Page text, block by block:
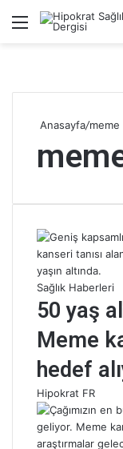
Menü
Anasayfa/meme
Sağlık Haberleri
50 yaş
Meme
hedef
Hipokrat FR